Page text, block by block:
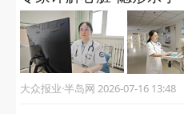
大众报业·半岛网 2026-07-16 13:48